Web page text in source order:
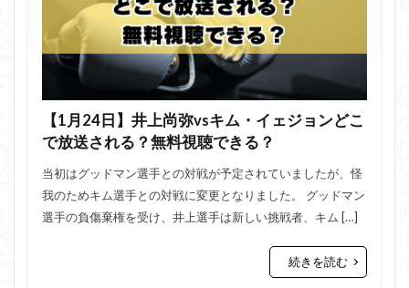
【1月24日】井上尚弥vsキム・イェジョンどこ
で放送される？無料視聴できる？
当初はグッドマン選手との対戦が予定されていましたが、怪
我のためキム選手との対戦に変更となりました。 グッドマン
選手の負傷棄権を受け、井上選手は新しい挑戦者、キム […]
続きを読む